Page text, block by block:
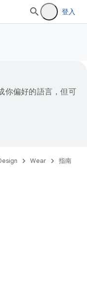
登入
你偏好的語言，但可
Wear 指南